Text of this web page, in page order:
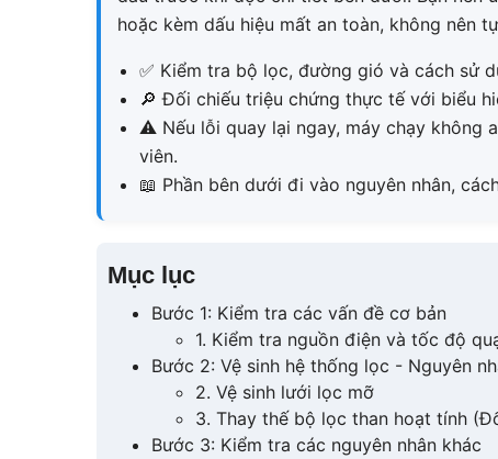
hoặc kèm dấu hiệu mất an toàn, không nên
✅ Kiểm tra bộ lọc, đường gió và cách sử
🔎 Đối chiếu triệu chứng thực tế với biểu
⚠ Nếu lỗi quay lại ngay, máy chạy không
viên.
📖 Phần bên dưới đi vào nguyên nhân,
Mục lục
Bước 1: Kiểm tra các vấn đề cơ bản
1. Kiểm tra nguồn điện và tốc độ
Bước 2: Vệ sinh hệ thống lọc - Nguyên
2. Vệ sinh lưới lọc mỡ
3. Thay thế bộ lọc than hoạt tính
Bước 3: Kiểm tra các nguyên nhân khác